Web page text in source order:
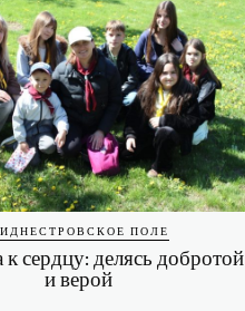
ПОЛЕ
к сердцу: делясь добротой
и верой